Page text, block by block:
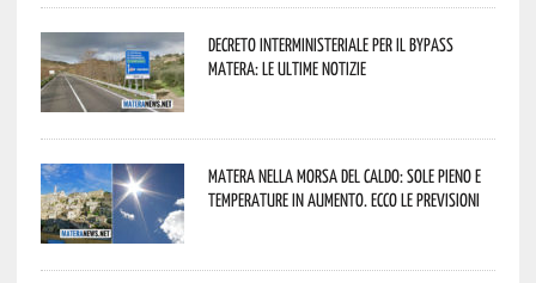
Decreto interministeriale per il Bypass
Matera: le ultime notizie
Matera nella morsa del caldo: sole pieno e
temperature in aumento. Ecco le previsioni